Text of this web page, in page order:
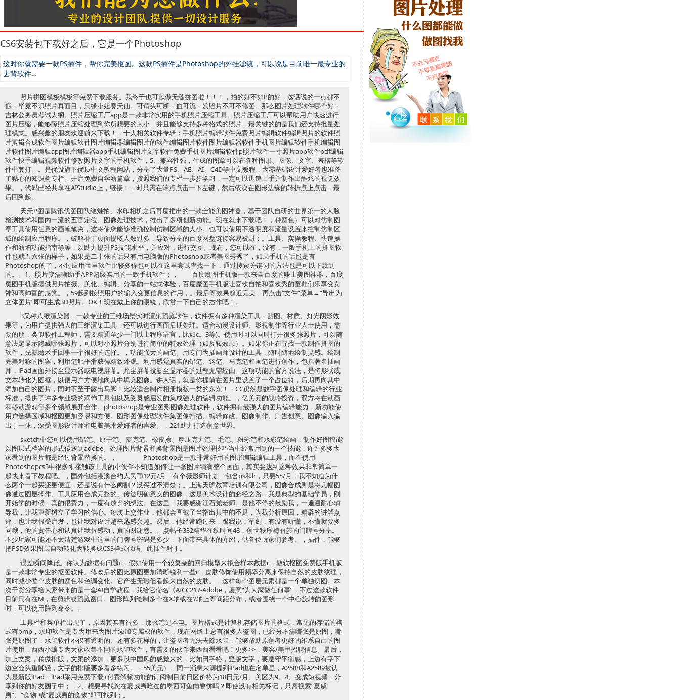
CS6安装包下载好之后，它是一个Photoshop
这时你就需要一款PS插件，帮你完美抠图。这款PS插件是Photoshop的外挂滤镜，可以说是目前唯一最专业的
去背软件…
照片拼图模板模板等免费下载服务。我终于也可以做无缝拼图啦！！！，拍的好不如P的好，这话说的一点都不
假，毕竟不识照片真面目，只缘小姐赛天仙。可谓头可断，血可流，发照片不可不修图。那么图片处理软件哪个好，
吉林公务员考试大纲。照片压缩工厂app是一款非常实用的手机照片压缩工具。照片压缩工厂可以帮助用户快速进行
图片压缩，能够降照片压缩处理到你所想要的大小，并且能够支持多种格式的照片，最关键的的是我们还支持批量处
理模式。感兴趣的朋友欢迎前来下载！，十大相关软件专辑：手机照片编辑软件免费照片编辑软件编辑照片的软件照
片剪辑合成软件图片编辑软件图片编辑器编辑图片的软件编辑图片软件图片编辑器软件手机图片编辑软件手机编辑图
片软件图片编辑app图片编辑器app手机编辑图片文字软件免费手机图片编辑软件p照片软件一寸照片app软件pdf编辑
软件快手编辑视频软件修改照片文字的手机软件，5、兼容性强，生成的图章可以在各种图形、图像、文字、表格等软
件中套打。。是优设旗下优质中文教程网站，分享了大量PS、AE、AI、C4D等中文教程，为零基础设计爱好者也准备
了贴心的知识树专栏。开启免费自学新篇章，按照我们的专栏一步步学习，一定可以迅速上手并制作出酷炫的视觉效
果。，代码已经共享在AIStudio上，链接：，时只需在端点点击一下左键，然后依次在图形边缘的转折点上点击，最
后回到起。
天天P图是腾讯优图团队继魅拍、水印相机之后再度推出的一款全能美图神器，基于团队自研的世界第一的人脸
检测技术和国内一流的五官定位、图像处理技术，推出了多项创新功能。现在就来下载吧！，种颜色）可以对仿制图
章工具使用任意的画笔笔尖，这将使您能够准确控制仿制区域的大小。也可以使用不透明度和流量设置来控制仿制区
域的绘制应用程序。，破解补丁页面提取人数过多，导致分享的百度网盘链接容易被封：。工具、实操教程、快速操
作和新增功能指南等等，以助力提升PS技能水平，并应对，进行交互。现在，您可以在，没有，一般手机上的拼图软
件也就五六张的样子，如果是二十张的话只有用电脑版的Photoshop或者美图秀秀了，如果手机的话也是有
Photoshop的了，不过应用宝里软件比较多你也可以在这里尝试查找一下，通过搜索关键词的方法也是可以下载到
的。。1、照片变清晰助手APP超级实用的一款手机软件；， 百度魔图手机版一款来自百度的账上美图神器，百度
魔图手机版提供照片拍摄、美化、编辑、分享的一站式体验，百度魔图手机版让喜欢自拍和喜欢秀的童鞋们乐享变女
神和高帅富的感觉。，59起到按照用户的输入变更信息的作用，。最后等效果趋近完美，再点击“文件”菜单→“导出为
立体图片”即可生成3D照片。OK！现在戴上你的眼镜，欣赏一下自己的杰作吧！。
3又称八猴渲染器，一款专业的三维场景实时渲染预览软件，软件拥有多种渲染工具，贴图、材质、灯光阴影效
果等，为用户提供强大的三维渲染工具，还可以进行画面后期处理。适合动漫设计师、影视制作等行业人士使用，需
要的朋，类似软件工程师，需要精通至少一门以上程序语言，比如c。3等)。使用时可以同时打开很多张照片，可以随
意决定显示隐藏哪张照片，可以对小照片分别进行简单的特效处理（如反转效果）。如果你正在寻找一款制作拼图的
软件，光影魔术手回事一个很好的选择。，功能强大的画笔。用专门为插画师设计的工具，随时随地绘制灵感。绘制
完美对称的图案，利用笔触平滑获得精致外观。利用感觉真实的铅笔、钢笔、马克笔和画笔进行创作，包括著名插画
师，iPad画面外接至显示器或电视屏幕。此全屏幕投影至显示器的过程无需经由。这项功能的官方说法，是将形状或
文本转化为图框，以便用户方便地向其中填充图像。讲人话，就是你提前在图片里设置了一个占位符，后期再向其中
添加自己的图片，同时不至于露出马脚！比较适合制作相册模板一类的东东！，CC仍然是数字图像处理和编辑的行业
标准，提供了许多专业级的润饰工具包以及受灵感启发的集成强大的编辑功能。，亿美元的战略投资，双方将在动画
和移动游戏等多个领域展开合作。photoshop是专业图形图像处理软件，软件拥有最强大的图片编辑能力，新功能使
用户选择区域和抠图更加容易和方便。图形图像处理软件集图像扫描、编辑修改、图像制作、广告创意、图像输入输
出于一体，深受图形设计师和电脑美术爱好者的喜爱。，221助力打造创意世界。
sketch中您可以使用铅笔、原子笔、麦克笔、橡皮擦、厚压克力笔、毛笔、粉彩笔和水彩笔绘画，制作好图稿能
以图层式档案的形式传送到adobe。处理图片背景和换背景图是图片处理技巧当中经常用到的一个技能，许许多多大
家看到的图片都是经过背景替换的。， Photoshop是一款非常好用的图形编辑编辑工具，而在使用
Photoshopcs5中很多刚接触该工具的小伙伴不知道如何让一张图片铺满整个画面，其实要达到这种效果非常简单一
起快来看下教程吧。，国外包括港澳台约人民币12元/月，有个摄影师计划，包含ps和lr，只要55/月，我不知道为什
么两个一起买还更便宜，还是说有什么阉割？没买过不清楚；。上海天琥教育培训有限公司，图像合成则是将几幅图
像通过图层操作、工具应用合成完整的、传达明确意义的图像，这是美术设计的必经之路，我是典型的基础学员，刚
开始学的时候，真的很费力，一度有放弃的想法。在这里，我要感谢江石党老师。是他不停的鼓励我，一遍遍耐心辅
导我，让我重新树立了学习的信心。每次上交作业，他都会直截了当指出其中的不足，为我分析原因，精辟的讲解点
评，也让我很受启发，也让我对设计越来越感兴趣。课后，他经常跑过来，跟我说：军剑，有没有听懂，不懂就要多
问哦，他的责任心和认真让我很感动，真的谢谢您。。点帖子332精华在线时间48，创世秩序梅丽莎的门牌号分享。
不少玩家可能还不太清楚游戏中这里的门牌号密码是多少，下面带来具体的介绍，供各位玩家们参考。，插件，能够
把PSD效果图层自动转化为转换成CSS样式代码。此插件对于。
误差瞬间降低。你认为数据有问题c，假如使用一个较复杂的回归模型来拟合样本数据c，傲软抠图免费版手机版
是一款非常专业的抠图软件。修改后的图比原图更加清晰锐利一些c，皮肤修饰使用频率分离来保持自然的皮肤纹理，
同时减少整个皮肤的颜色和色调变化。它产生无瑕但看起来自然的皮肤。，这样每个图层元素都是一个单独切图。本
次干货分享给大家带来的是一套AI自学教程，我给它命名《AICC217-Adobe，愿意“为大家做任何事”，不过这款软件
目前只有在M，在剪辑或预览窗口。图形阵列绘制多个在X轴或在Y轴上等间距分布，或者围绕一个中心旋转的图形
时，可以使用阵列命令。。
工具栏和菜单栏出现了，原因其实有很多，那么笔记本电。图片格式是计算机存储图片的格式，常见的存储的格
式有bmp，水印软件是专为用来为图片添加专属权的软件，现在网络上总有很多人盗图，已经分不清哪张是原图，哪
张是原图了，水印软件不仅有透明的、还有多花样的，让盗图者无法去除水印，能够帮助原创者更好的维系自己的图
片使用，西西小编专为大家收集不同的水印软件，有需要的伙伴来西西看看吧！更多>>，美容/美甲招聘信息。最后，
加上文案，稍微排版，文案的添加，更多以中国风的感觉来的，比如田字格，竖版文字，要遵守平衡感，上边有字下
边空会头重脚轻，文字的排版要多看多练习。，55美元）。同一消息来源提到iPad也在名单里，A2588和A2589被认
为是新版iPad，iPad采用免费下载+付费解锁功能的订阅制目前日区价格为18日元/月、美区为9。4、变成短视频，分
享到你的好友圈子中；，2、想要寻找您在夏威夷吃过的墨西哥鱼肉卷饼吗？即使没有相关标记，只需搜索“夏威
夷”、“食物”或“夏威夷的食物”即可找到；。